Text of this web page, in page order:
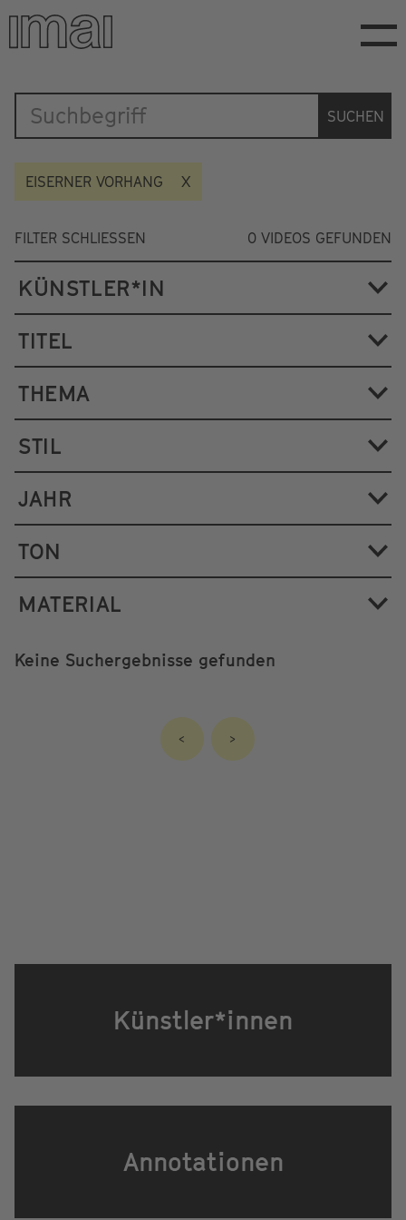
Direkt
zum
Inhalt
Katalog
SUCHEN
EISERNER VORHANG
FILTER SCHLIESSEN 0 VIDEOS GEFUNDEN
KÜNSTLER*IN
TITEL
THEMA
STIL
JAHR
TON
MATERIAL
Keine Suchergebnisse gefunden
< >
Künstler*innen
Annotationen